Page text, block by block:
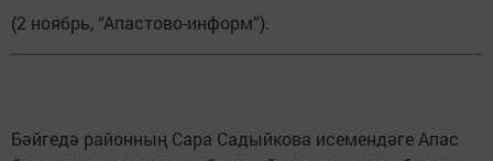
(2 ноябрь, “Апастово-информ”).
Бәйгедә районның Сара Садыйкова исемендәге Апас